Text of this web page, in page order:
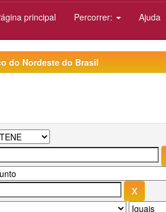
principal Percorrer: Ajuda
do Nordeste do Brasil